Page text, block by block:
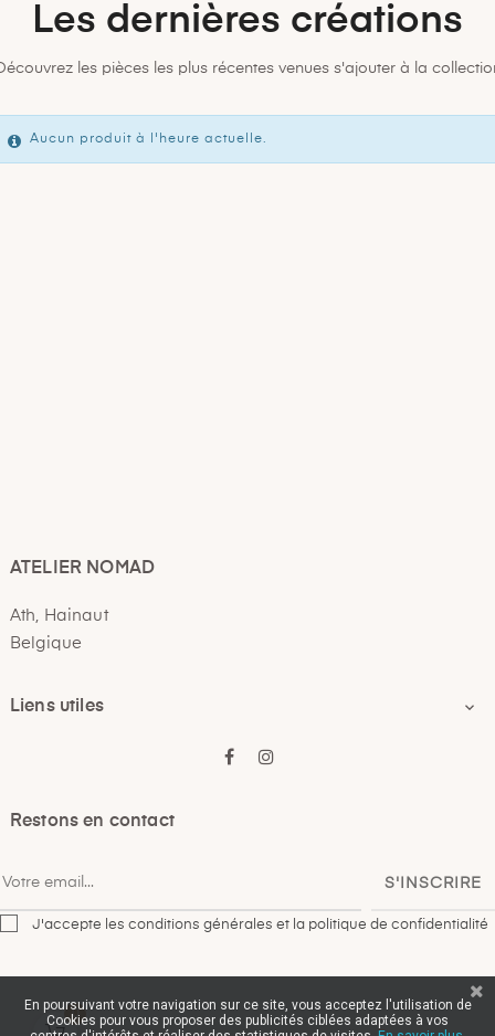
Les dernières créations
les pièces les plus récentes venues s'ajouter à la
Aucun produit à l'heure actuelle.
ATELIER NOMAD
Ath, Hainaut
Belgique
Liens utiles 
Facebook
Restons en contact
S'INSCRIRE
J'accepte les conditions générales et la politique de confidentialité
0
En poursuivant votre navigation sur ce site, vous acceptez l'utilisation de
Cookies pour vous proposer des publicités ciblées adaptées à vos